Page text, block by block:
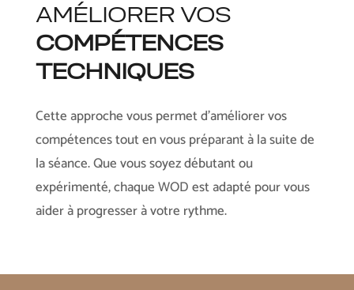
AMÉLIORER VOS
COMPÉTENCES
TECHNIQUES
Cette approche vous permet d’améliorer vos
compétences tout en vous préparant à la suite de
la séance. Que vous soyez débutant ou
expérimenté, chaque WOD est adapté pour vous
aider à progresser à votre rythme.